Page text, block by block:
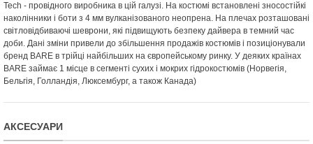
Tech - провідного виробника в цій галузі. На костюмі встановлені зносостійкі
наколінники і боти з 4 мм вулканізованого неопрена. На плечах розташовані
світловідбиваючі шеврони, які підвищують безпеку дайвера в темний час
доби. Дані зміни привели до збільшення продажів костюмів і позиціонували
бренд BARE в трійці найбільших на європейському ринку. У деяких країнах
BARE займає 1 місце в сегменті сухих і мокрих гідрокостюмів (Норвегія,
Бельгія, Голландія, Люксембург, а також Канада)
АКСЕСУАРИ